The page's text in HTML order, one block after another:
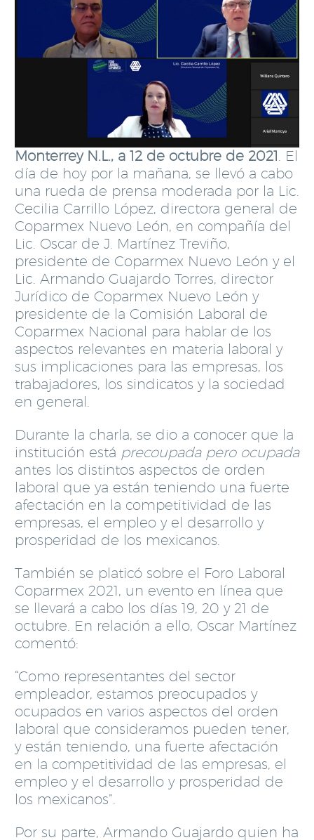
Monterrey N.L., a 12 de octubre de 2021 . El
día de hoy por la mañana, se llevó a cabo
una rueda de prensa moderada por la Lic.
Cecilia Carrillo López, directora general de
Coparmex Nuevo León, en compañía del
Lic. Oscar de J. Martínez Treviño,
presidente de Coparmex Nuevo León y el
Lic. Armando Guajardo Torres, director
Jurídico de Coparmex Nuevo León y
presidente de la Comisión Laboral de
Coparmex Nacional para hablar de los
aspectos relevantes en materia laboral y
sus implicaciones para las empresas, los
trabajadores, los sindicatos y la sociedad
en general.
Durante la charla, se dio a conocer que la
institución está precoupada pero ocupada
antes los distintos aspectos de orden
laboral que ya están teniendo una fuerte
afectación en la competitividad de las
empresas, el empleo y el desarrollo y
prosperidad de los mexicanos.
También se platicó sobre el Foro Laboral
Coparmex 2021, un evento en línea que
se llevará a cabo los días 19, 20 y 21 de
octubre. En relación a ello, Oscar Martínez
comentó:
“Como representantes del sector
empleador, estamos preocupados y
ocupados en varios aspectos del orden
laboral que consideramos pueden tener,
y están teniendo, una fuerte afectación
en la competitividad de las empresas, el
empleo y el desarrollo y prosperidad de
los mexicanos”.
Por su parte, Armando Guajardo quien ha